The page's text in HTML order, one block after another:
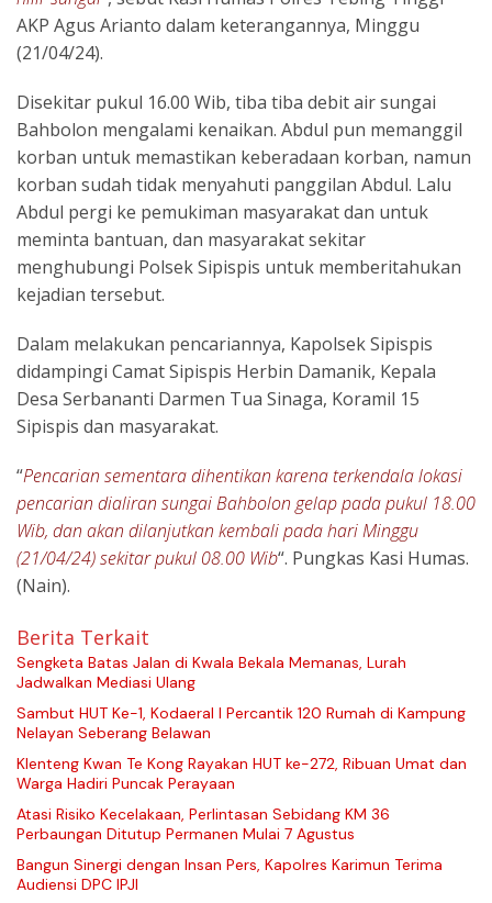
AKP Agus Arianto dalam keterangannya, Minggu
(21/04/24).
Disekitar pukul 16.00 Wib, tiba tiba debit air sungai
Bahbolon mengalami kenaikan. Abdul pun memanggil
korban untuk memastikan keberadaan korban, namun
korban sudah tidak menyahuti panggilan Abdul. Lalu
Abdul pergi ke pemukiman masyarakat dan untuk
meminta bantuan, dan masyarakat sekitar
menghubungi Polsek Sipispis untuk memberitahukan
kejadian tersebut.
Dalam melakukan pencariannya, Kapolsek Sipispis
didampingi Camat Sipispis Herbin Damanik, Kepala
Desa Serbananti Darmen Tua Sinaga, Koramil 15
Sipispis dan masyarakat.
“Pencarian sementara dihentikan karena terkendala lokasi
pencarian dialiran sungai Bahbolon gelap pada pukul 18.00
Wib, dan akan dilanjutkan kembali pada hari Minggu
(21/04/24) sekitar pukul 08.00 Wib“. Pungkas Kasi Humas.
(Nain).
Berita Terkait
Sengketa Batas Jalan di Kwala Bekala Memanas, Lurah
Jadwalkan Mediasi Ulang
Sambut HUT Ke-1, Kodaeral I Percantik 120 Rumah di Kampung
Nelayan Seberang Belawan
Klenteng Kwan Te Kong Rayakan HUT ke-272, Ribuan Umat dan
Warga Hadiri Puncak Perayaan
Atasi Risiko Kecelakaan, Perlintasan Sebidang KM 36
Perbaungan Ditutup Permanen Mulai 7 Agustus
Bangun Sinergi dengan Insan Pers, Kapolres Karimun Terima
Audiensi DPC IPJI